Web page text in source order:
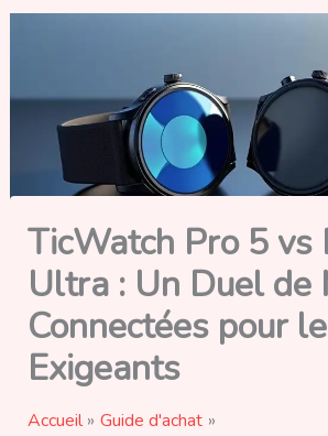
TicWatch Pro 5 vs
Ultra : Un Duel de
Connectées pour
Exigeants
Accueil
Guide d'achat